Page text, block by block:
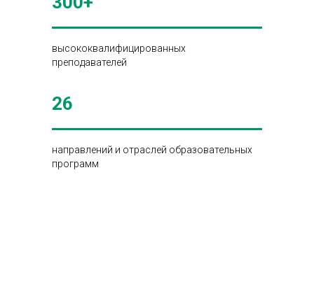
высококвалифицированных
преподавателей
26
направлений и отраслей образовательных
программ